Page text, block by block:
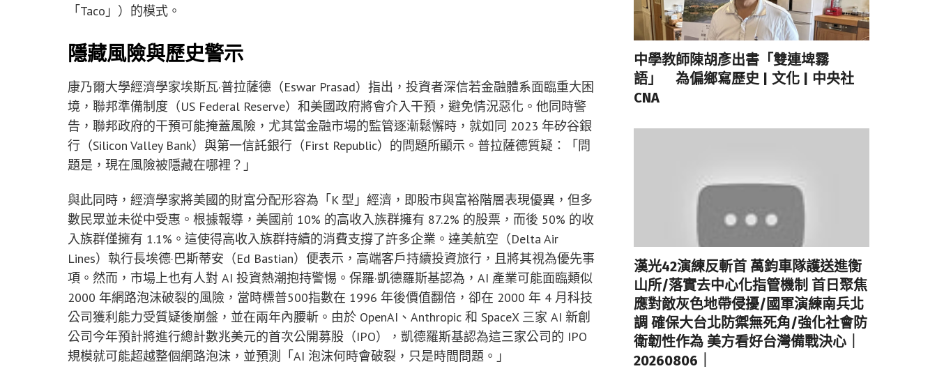
「Taco」）的模式。
隱藏風險與歷史警示
康乃爾大學經濟學家埃斯瓦·普拉薩德（Eswar Prasad）指出，投資者深信若金融體系面臨重大困
境，聯邦準備制度（US Federal Reserve）和美國政府將會介入干預，避免情況惡化。他同時警
告，聯邦政府的干預可能掩蓋風險，尤其當金融市場的監管逐漸鬆懈時，就如同 2023 年矽谷銀
行（Silicon Valley Bank）與第一信託銀行（First Republic）的問題所顯示。普拉薩德質疑：「問
題是，現在風險被隱藏在哪裡？」
與此同時，經濟學家將美國的財富分配形容為「K 型」經濟，即股市與富裕階層表現優異，但多
數民眾並未從中受惠。根據報導，美國前 10% 的高收入族群擁有 87.2% 的股票，而後 50% 的收
入族群僅擁有 1.1%。這使得高收入族群持續的消費支撐了許多企業。達美航空（Delta Air
Lines）執行長埃德·巴斯蒂安（Ed Bastian）便表示，高端客戶持續投資旅行，且將其視為優先事
項。然而，市場上也有人對 AI 投資熱潮抱持警惕。保羅·凱德羅斯基認為，AI 產業可能面臨類似
2000 年網路泡沫破裂的風險，當時標普500指數在 1996 年後價值翻倍，卻在 2000 年 4 月科技
公司獲利能力受質疑後崩盤，並在兩年內腰斬。由於 OpenAI、Anthropic 和 SpaceX 三家 AI 新創
公司今年預計將進行總計數兆美元的首次公開募股（IPO），凱德羅斯基認為這三家公司的 IPO
規模就可能超越整個網路泡沫，並預測「AI 泡沫何時會破裂，只是時間問題。」
中學教師陳胡彥出書「雙連埤霧
語」 為偏鄉寫歷史 | 文化 | 中央社
CNA
漢光42演練反斬首 萬鈞車隊護送進衡
山所/落實去中心化指管機制 首日聚焦
應對敵灰色地帶侵擾/國軍演練南兵北
調 確保大台北防禦無死角/強化社會防
衛韌性作為 美方看好台灣備戰決心｜
20260806｜